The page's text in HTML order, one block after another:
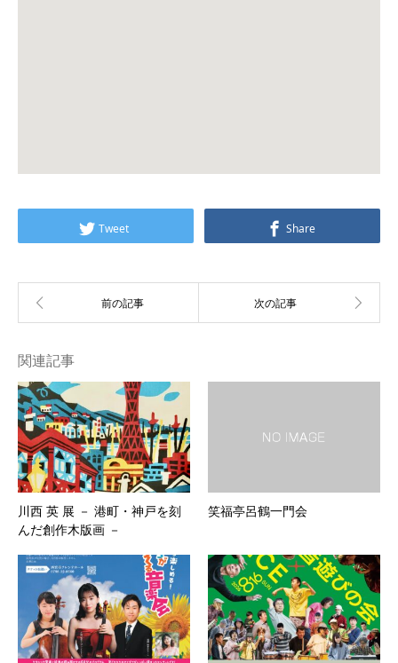
Tweet Share
関連記事
川西 英 展 － 港町・神戸を刻
んだ創作木版画 －
笑福亭呂鶴一門会